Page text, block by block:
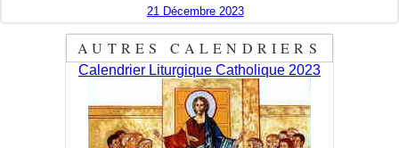
21 Décembre 2023
AUTRES CALENDRIERS
Calendrier Liturgique Catholique 2023